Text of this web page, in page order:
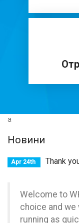
a
Новини
Apr 24th Thank
Welcome to
choice and we
running as